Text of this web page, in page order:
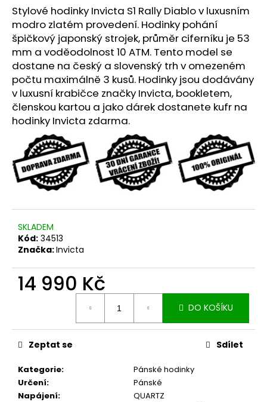
Stylové hodinky Invicta S1 Rally Diablo v luxusním
modro zlatém provedení. Hodinky pohání
špičkový japonský strojek, průměr ciferníku je 53
mm a voděodolnost 10 ATM. Tento model se
dostane na český a slovenský trh v omezeném
počtu maximálně 3 kusů. Hodinky jsou dodávány
v luxusní krabičce značky Invicta, bookletem,
členskou kartou a jako dárek dostanete kufr na
hodinky Invicta zdarma.
SKLADEM
Kód: 34513
Značka:Invicta
14 990 Kč
DO KOŠÍKU
Kategorie:
Pánské hodinky
Určení:
Pánské
Napájení:
QUARTZ
Zeptat se Sdílet